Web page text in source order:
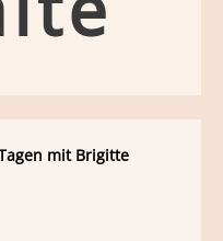
mit Brigitte